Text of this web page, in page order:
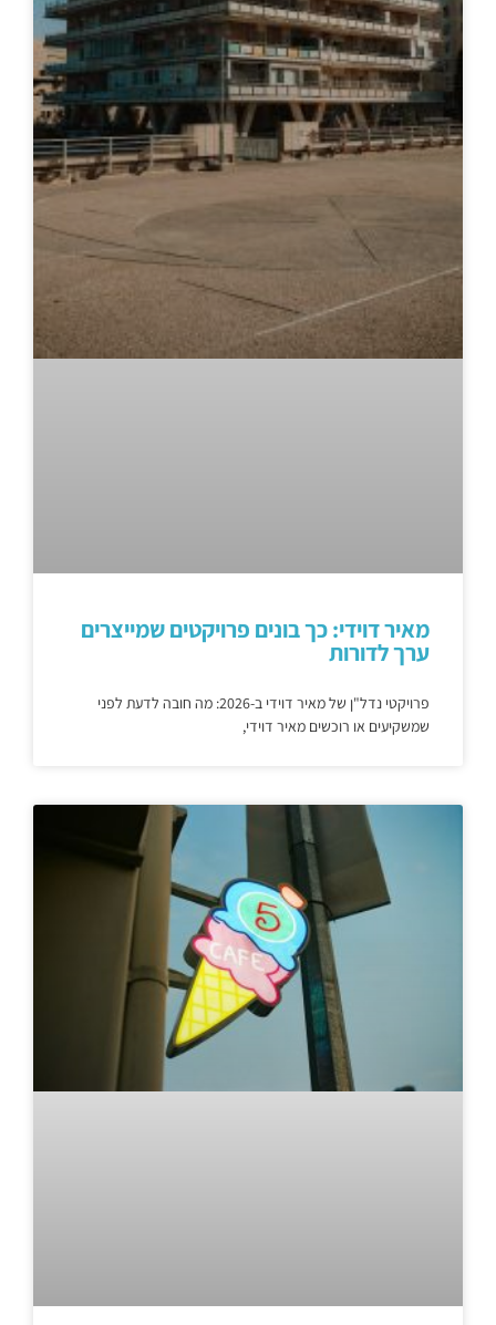
מאיר דוידי: כך בונים פרויקטים שמייצרים
ערך לדורות
פרויקטי נדל"ן של מאיר דוידי ב-2026: מה חובה לדעת לפני
שמשקיעים או רוכשים מאיר דוידי,